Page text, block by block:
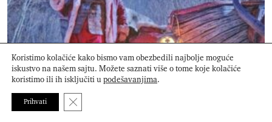
David Harbour i Kristen Bell predvode nastavak filma
Koristimo kolačiće kako bismo vam obezbedili najbolje moguće
iskustvo na našem sajtu. Možete saznati više o tome koje kolačiće
koristimo ili ih isključiti upodešavanjima.
Prihvati Close GDPR Cookie Banner